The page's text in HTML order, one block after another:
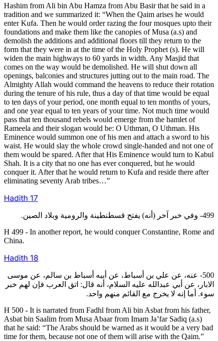
Hashim from Ali bin Abu Hamza from Abu Basir that he said in a
tradition and we summarized it: “When the Qaim arises he would
enter Kufa. Then he would order razing the four mosques upto their
foundations and make them like the canopies of Musa (a.s) and
demolish the additions and additional floors till they return to the
form that they were in at the time of the Holy Prophet (s). He will
widen the main highways to 60 yards in width. Any Masjid that
comes on the way would be demolished. He will shut down all
openings, balconies and structures jutting out to the main road. The
Almighty Allah would command the heavens to reduce their rotation
during the tenure of his rule, thus a day of that time would be equal
to ten days of your period, one month equal to ten months of yours,
and one year equal to ten years of your time. Not much time would
pass that ten thousand rebels would emerge from the hamlet of
Rameela and their slogan would be: O Uthman, O Uthman. His
Eminence would summon one of his men and attach a sword to his
waist. He would slay the whole crowd single-handed and not one of
them would be spared. After that His Eminence would turn to Kabul
Shah. It is a city that no one has ever conquered, but he would
conquer it. After that he would return to Kufa and reside there after
eliminating seventy Arab tribes…”
Hadith 17
499- وفي خبر آخر (أنه) يفتح قسطنطينة والرومية وبلاد الصين.
H 499 - In another report, he would conquer Constantine, Rome and
China.
Hadith 18
500- عنه، عن علي بن أسباط، عن أبيه أسباط بن سالم، عن موسى
الابار، عن أبي عبدالله عليه السلام، أنه قال: اتق العرب فإن لهم خبر
سوء. أما إنه لا يخرج مع القائم منهم واحد.
H 500 - It is narrated from Fadhl from Ali bin Asbat from his father,
Asbat bin Saalim from Musa Abaar from Imam Ja’far Sadiq (a.s)
that he said: “The Arabs should be warned as it would be a very bad
time for them, because not one of them will arise with the Qaim.”